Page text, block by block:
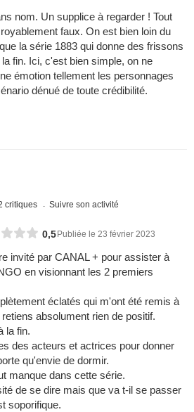
nom. Un supplice à regarder ! Tout
faux. On est bien loin du
la série 1883 qui donne des frissons
fin. Ici, c'est bien simple, on ne
émotion tellement les personnages
dénué de toute crédibilité.
critiques Suivre son activité
0,5Publiée le 23 février 2023
invité par CANAL + pour assister à
en visionnant les 2 premiers
éclatés qui m'ont été remis à
absolument rien de positif.
la fin.
des acteurs et actrices pour donner
qu'envie de dormir.
manque dans cette série.
de se dire mais que va t-il se passer
soporifique.